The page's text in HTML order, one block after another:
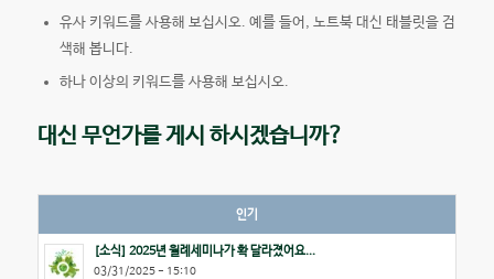
유사 키워드를 사용해 보십시오. 예를 들어, 노트북 대신 태블릿을 검
색해 봅니다.
하나 이상의 키워드를 사용해 보십시오.
대신 무언가를 게시 하시겠습니까?
인기
[소식] 2025년 월례세미나가 확 달라졌어요...
03/31/2025 - 15:10